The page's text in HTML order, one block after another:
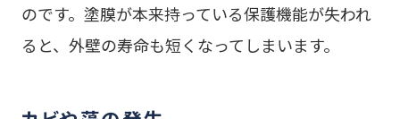
のです。塗膜が本来持っている保護機能が失われ
ると、外壁の寿命も短くなってしまいます。